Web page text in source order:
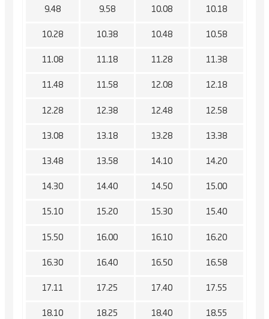
9.48 9.58 10.08 10.18
10.28 10.38 10.48 10.58
11.08 11.18 11.28 11.38
11.48 11.58 12.08 12.18
12.28 12.38 12.48 12.58
13.08 13.18 13.28 13.38
13.48 13.58 14.10 14.20
14.30 14.40 14.50 15.00
15.10 15.20 15.30 15.40
15.50 16.00 16.10 16.20
16.30 16.40 16.50 16.58
17.11 17.25 17.40 17.55
18.10 18.25 18.40 18.55